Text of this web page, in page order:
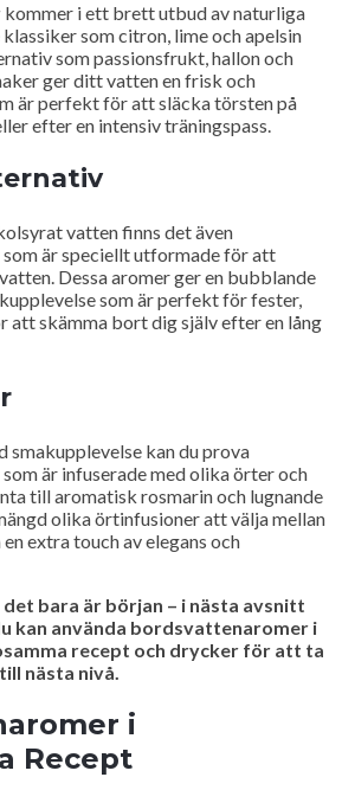
kommer i ett brett utbud av naturliga
som citron, lime och apelsin
som passionsfrukt, hallon och
ger ditt vatten en frisk och
är perfekt för att släcka törsten på
efter en intensiv träningspass.
vatten finns det även
som är speciellt utformade för att
Dessa aromer ger en bubblande
som är perfekt för fester,
att skämma bort dig själv efter en lång
smakupplevelse kan du prova
som är infuserade med olika örter och
till aromatisk rosmarin och lugnande
olika örtinfusioner att välja mellan
extra touch av elegans och
bara är början – i nästa avsnitt
kan använda bordsvattenaromer i
recept och drycker för att ta
nästa nivå.
i
Recept